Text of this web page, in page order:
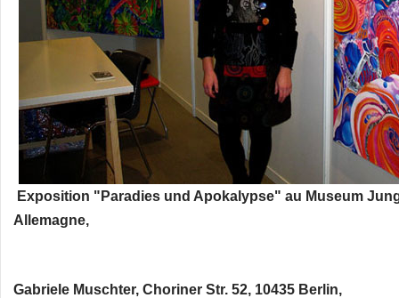
Exposition "Paradies und Apokalypse" au Museum
Allemagne,
Gabriele Muschter, Choriner Str. 52, 10435 Berlin,